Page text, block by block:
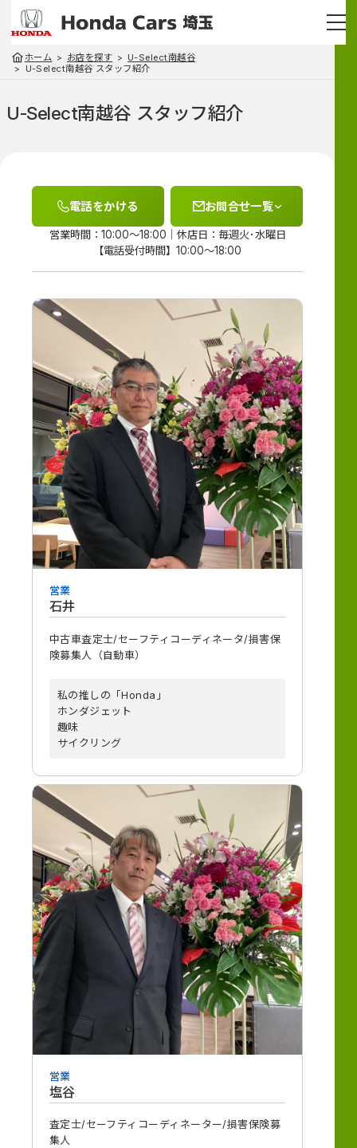
ホーム お店を探す
U-Select南越谷
U-Select南越谷 スタッフ紹介
U-Select南越谷 スタッフ紹介
営業時間：10:00～18:00
休店日：毎週火･水曜日
【電話受付時間】10:00～18:00
電話をかける お問合せ一覧
営業
石井
中古車査定士/セーフティコーディネータ/損害保
険募集人（自動車）
私の推しの「Honda」
ホンダジェット
趣味
サイクリング
営業
塩谷
査定士/セーフティコーディネーター/損害保険募
集人